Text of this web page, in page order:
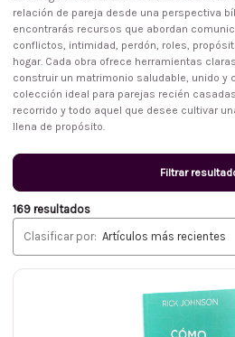
relación de pareja desde una perspectiva
encontrarás recursos que abordan
conflictos, intimidad, perdón, roles,
hogar. Cada obra ofrece herramientas
construir un matrimonio saludable, unido y
colección ideal para parejas recién
recorrido y todo aquel que desee cultivar
llena de propósito.
Filtrar
169 resultados
Clasificar por: